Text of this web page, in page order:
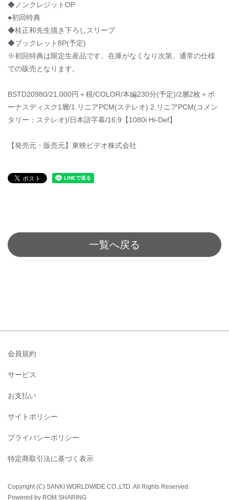
◆ノンクレジットOP
●初回特典
◆桂正和先生描き下ろしスリーブ
◆ブックレット8P(予定)
※初回特典は限定生産品です。在庫がなくなり次第、通常の仕様
での販売となります。
BSTD20980/21,000円＋税/COLOR/本編230分(予定)/2層2枚＋ボ
ーナスディスク1層/1.リニアPCM(ステレオ) 2.リニアPCM(コメン
タリー：ステレオ)/日本語字幕/16:9【1080i Hi-Def】
【発売元・販売元】東映ビデオ株式会社
一覧へ戻る
会員規約
サービス
お支払い
サイトポリシー
プライバシーポリシー
特定商取引法に基づく表示
Copyright (C) SANKI WORLDWIDE CO.,LTD. All Rights Reserved.
Powered by ROM SHARING